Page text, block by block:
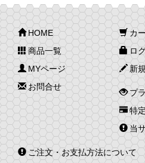
HOME
商品一覧
MYページ
お問合せ
カ
ロ
新
プ
特
当
ご注文・お支払方法について